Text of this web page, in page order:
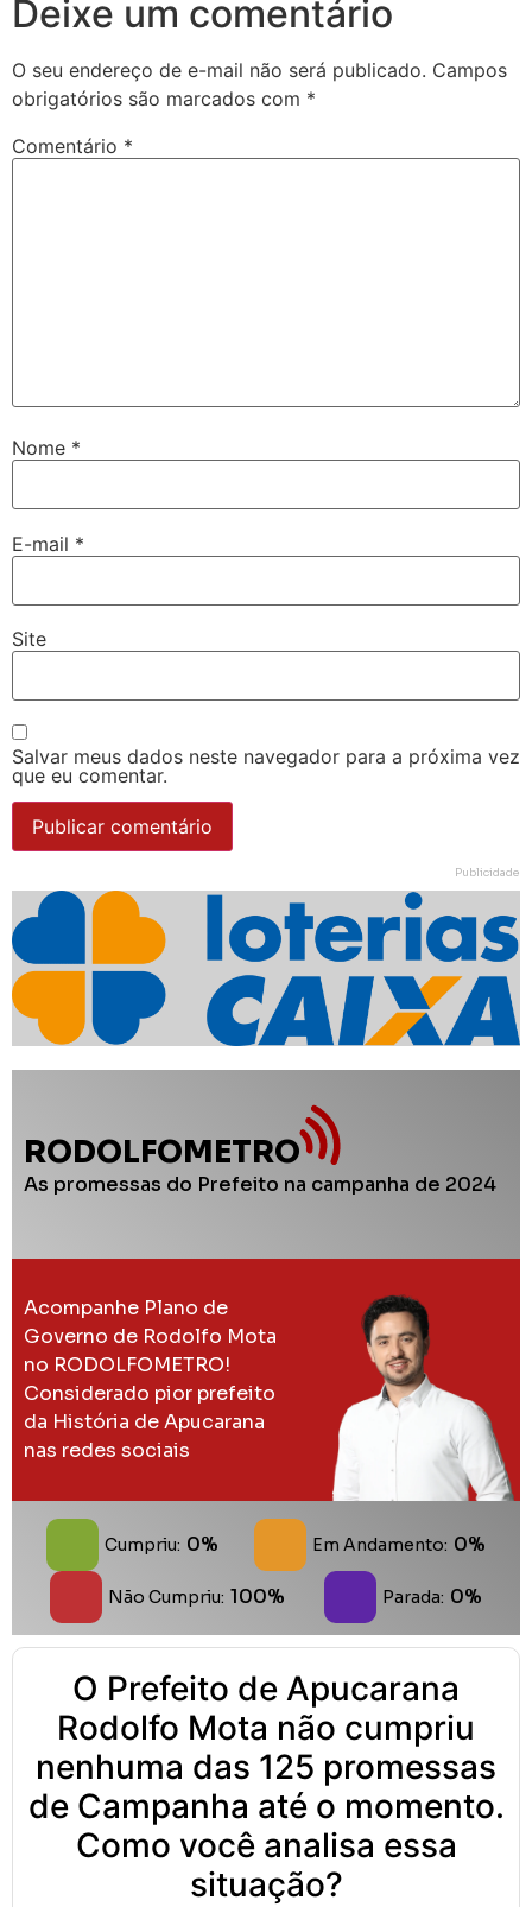
Deixe um comentário
O seu endereço de e-mail não será publicado. Campos
obrigatórios são marcados com *
Comentário *
Nome *
E-mail *
Site
Salvar meus dados neste navegador para a próxima vez
que eu comentar.
Publicidade
RODOLFOMETRO
As promessas do Prefeito na campanha de 2024
Acompanhe Plano de
Governo de Rodolfo Mota
no RODOLFOMETRO!
Considerado pior prefeito
da História de Apucarana
nas redes sociais
Cumpriu: 0% Em Andamento: 0%
Não Cumpriu: 100% Parada: 0%
O Prefeito de Apucarana
Rodolfo Mota não cumpriu
nenhuma das 125 promessas
de Campanha até o momento.
Como você analisa essa
situação?